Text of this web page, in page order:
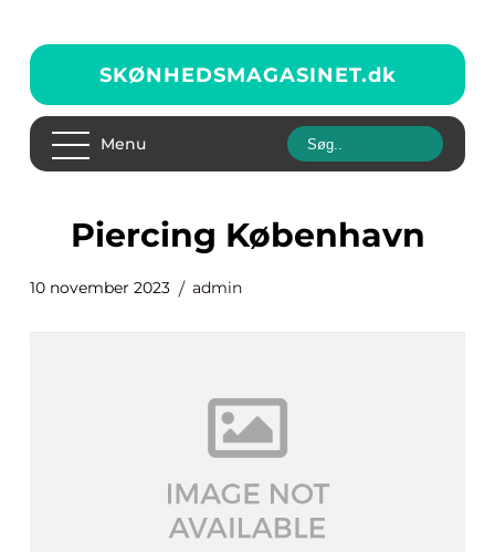
SKØNHEDSMAGASINET.dk
Menu
Piercing København
10 november 2023 admin